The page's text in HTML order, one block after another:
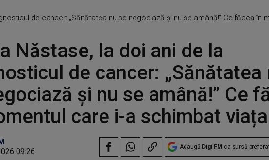
de cancer: „Sănătatea nu se negociază și nu se amână!” Ce făcea în
Năstase, la doi ani de la
de cancer: „Sănătatea
și nu se amână!” Ce
care i-a schimbat viața
09:26 Adaugă Digi FM ca sursă